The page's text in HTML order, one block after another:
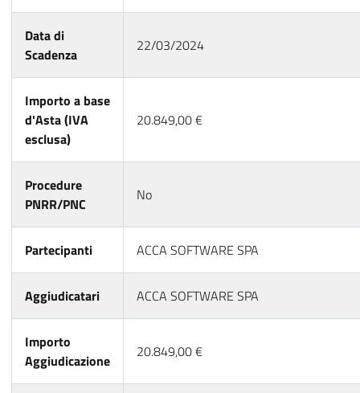
Data di
Scadenza
22/03/2024
Importo a base
d'Asta (IVA
esclusa)
20.849,00 €
Procedure
PNRR/PNC
No
Partecipanti ACCA SOFTWARE SPA
Aggiudicatari ACCA SOFTWARE SPA
Importo
Aggiudicazione
20.849,00 €